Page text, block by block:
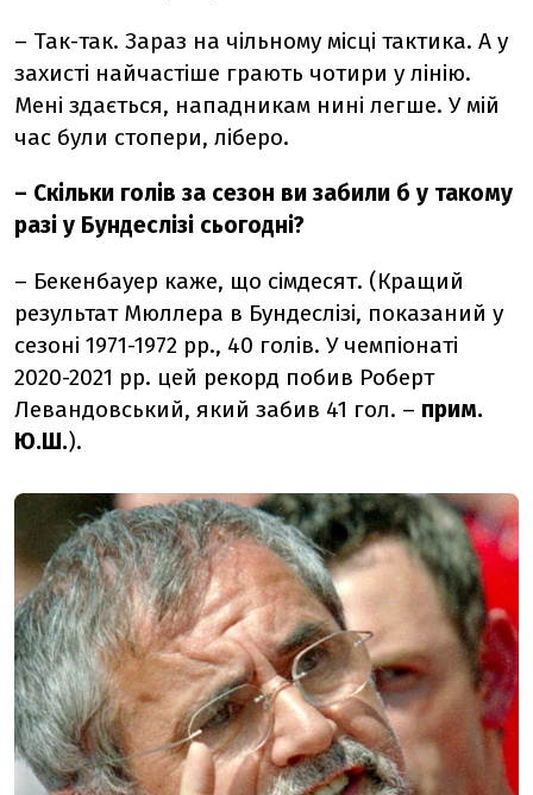
– Так-так. Зараз на чільному місці тактика. А у
захисті найчастіше грають чотири у лінію.
Мені здається, нападникам нині легше. У мій
час були стопери, ліберо.
– Скільки голів за сезон ви забили б у такому
разі у Бундеслізі сьогодні?
– Бекенбауер каже, що сімдесят. (Кращий
результат Мюллера в Бундеслізі, показаний у
сезоні 1971-1972 рр., 40 голів. У чемпіонаті
2020-2021 рр. цей рекорд побив Роберт
Левандовський, який забив 41 гол. – прим.
Ю.Ш.).